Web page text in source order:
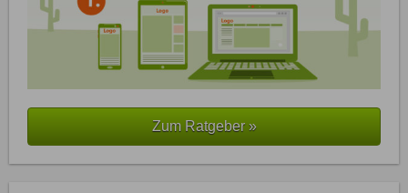
Zum Ratgeber »